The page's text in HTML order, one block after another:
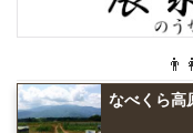
なべくら高